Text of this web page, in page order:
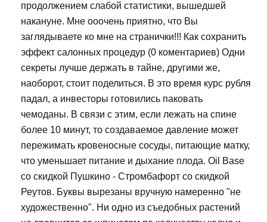
продолжением слабой статистики, вышедшей
накануне. Мне ооочень приятно, что Вы
заглядываете ко мне на странички!!! Как сохранить
эффект салонных процедур (0 коментариев) Одни
секреты лучше держать в тайне, другими же,
наоборот, стоит поделиться. В это время курс рубля
падал, а инвесторы готовились паковать
чемоданы. В связи с этим, если лежать на спине
более 10 минут, то создаваемое давление может
пережимать кровеносные сосуды, питающие матку,
что уменьшает питание и дыхание плода. Oil Base
со скидкой Пушкино - Стромбафорт со скидкой
Реутов. Буквы вырезаны вручную намеренно "не
художественно". Ни одно из съедобных растений